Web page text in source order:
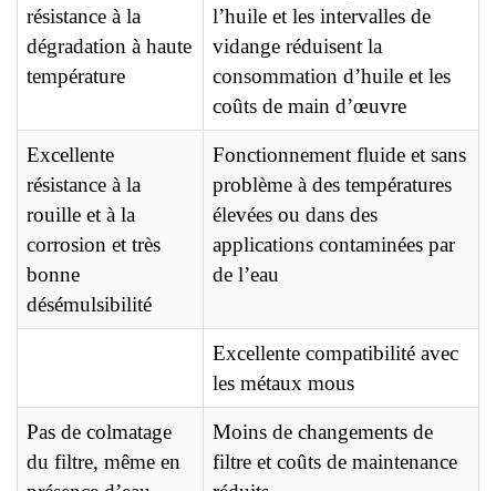
résistance à la
dégradation à haute
température
l’huile et les intervalles de
vidange réduisent la
consommation d’huile et les
coûts de main d’œuvre
Excellente
résistance à la
rouille et à la
corrosion et très
bonne
désémulsibilité
Fonctionnement fluide et sans
problème à des températures
élevées ou dans des
applications contaminées par
de l’eau
Excellente compatibilité avec
les métaux mous
Pas de colmatage
du filtre, même en
Moins de changements de
filtre et coûts de maintenance